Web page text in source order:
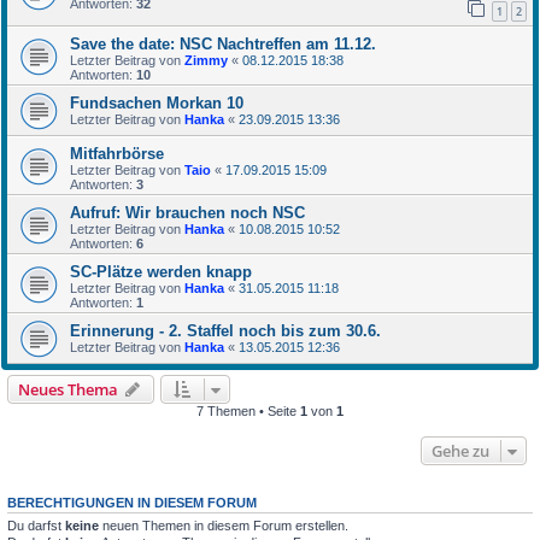
Antworten: 32 1 2
Save the date: NSC Nachtreffen am 11.12.
Letzter Beitrag von Zimmy « 08.12.2015 18:38
Antworten: 10
Fundsachen Morkan 10
Letzter Beitrag von Hanka « 23.09.2015 13:36
Mitfahrbörse
Letzter Beitrag von Taio « 17.09.2015 15:09
Antworten: 3
Aufruf: Wir brauchen noch NSC
Letzter Beitrag von Hanka « 10.08.2015 10:52
Antworten: 6
SC-Plätze werden knapp
Letzter Beitrag von Hanka « 31.05.2015 11:18
Antworten: 1
Erinnerung - 2. Staffel noch bis zum 30.6.
Letzter Beitrag von Hanka « 13.05.2015 12:36
Neues Thema
7 Themen • Seite 1 von 1
Gehe zu
BERECHTIGUNGEN IN DIESEM FORUM
Du darfst keine neuen Themen in diesem Forum erstellen.